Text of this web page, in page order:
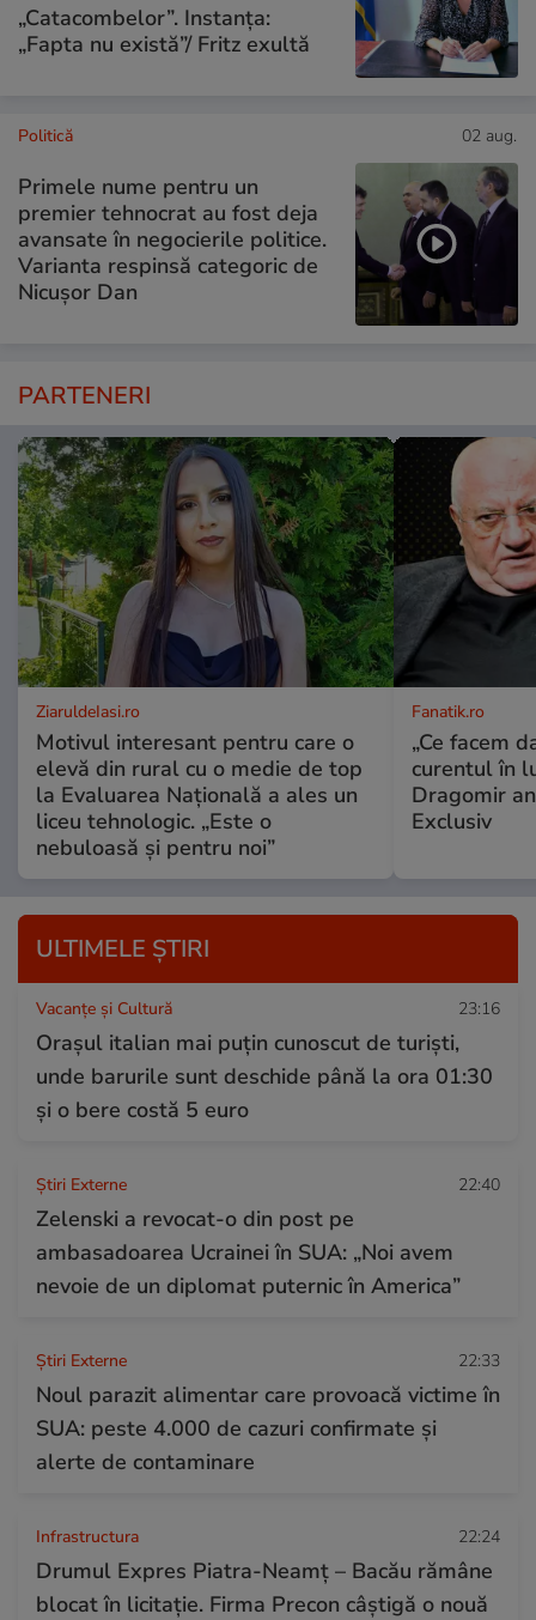
„Catacombelor”. Instanța:
„Fapta nu există”/ Fritz exultă
Politică 02 aug.
Primele nume pentru un
premier tehnocrat au fost deja
avansate în negocierile politice.
Varianta respinsă categoric de
Nicușor Dan
PARTENERI
ZiaruldeIasi.ro
Motivul interesant pentru care o
elevă din rural cu o medie de top
la Evaluarea Națională a ales un
liceu tehnologic. „Este o
nebuloasă și pentru noi”
Fanatik.ro
„Ce facem
curentul în
Dragomir
Exclusiv
ULTIMELE ȘTIRI
Vacanțe și Cultură 23:16
Orașul italian mai puțin cunoscut de turiști,
unde barurile sunt deschide până la ora 01:30
și o bere costă 5 euro
Știri Externe 22:40
Zelenski a revocat-o din post pe
ambasadoarea Ucrainei în SUA: „Noi avem
nevoie de un diplomat puternic în America”
Știri Externe 22:33
Noul parazit alimentar care provoacă victime în
SUA: peste 4.000 de cazuri confirmate și
alerte de contaminare
Infrastructura 22:24
Drumul Expres Piatra-Neamț – Bacău rămâne
blocat în licitație. Firma Precon câștigă o nouă